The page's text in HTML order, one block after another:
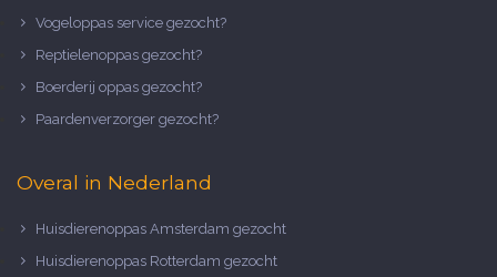
Vogeloppas service gezocht?
Reptielenoppas gezocht?
Boerderij oppas gezocht?
Paardenverzorger gezocht?
Overal in Nederland
Huisdierenoppas Amsterdam gezocht
Huisdierenoppas Rotterdam gezocht